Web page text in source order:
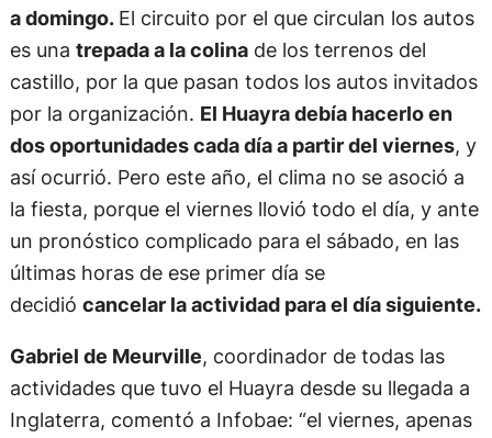
a domingo. El circuito por el que circulan los autos
es una trepada a la colinade los terrenos del
castillo, por la que pasan todos los autos invitados
por la organización. El Huayra debía hacerlo en
dos oportunidades cada día a partir del viernes, y
así ocurrió. Pero este año, el clima no se asoció a
la fiesta, porque el viernes llovió todo el día, y ante
un pronóstico complicado para el sábado, en las
últimas horas de ese primer día se
decidió cancelar la actividad para el día siguiente.
Gabriel de Meurville, coordinador de todas las
actividades que tuvo el Huayra desde su llegada a
Inglaterra, comentó a Infobae: “el viernes, apenas